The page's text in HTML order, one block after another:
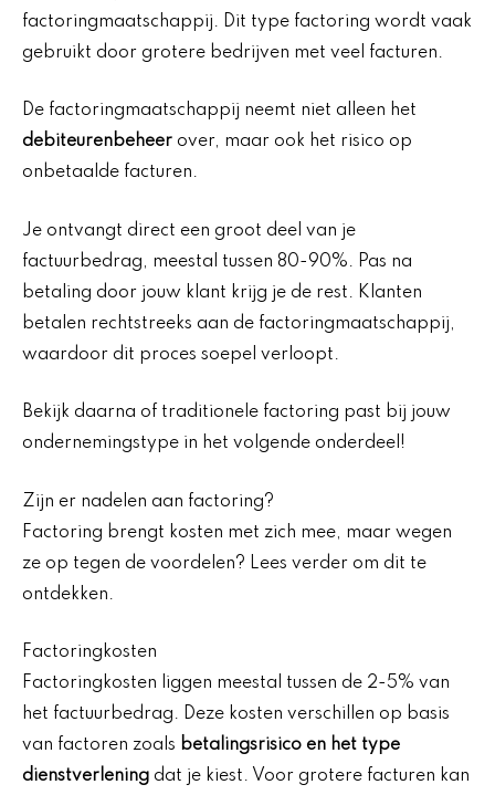
factoringmaatschappij. Dit type factoring wordt vaak
gebruikt door grotere bedrijven met veel facturen.
De factoringmaatschappij neemt niet alleen het
debiteurenbeheer over, maar ook het risico op
onbetaalde facturen.
Je ontvangt direct een groot deel van je
factuurbedrag, meestal tussen 80-90%. Pas na
betaling door jouw klant krijg je de rest. Klanten
betalen rechtstreeks aan de factoringmaatschappij,
waardoor dit proces soepel verloopt.
Bekijk daarna of traditionele factoring past bij jouw
ondernemingstype in het volgende onderdeel!
Zijn er nadelen aan factoring?
Factoring brengt kosten met zich mee, maar wegen
ze op tegen de voordelen? Lees verder om dit te
ontdekken.
Factoringkosten
Factoringkosten liggen meestal tussen de 2-5% van
het factuurbedrag. Deze kosten verschillen op basis
van factoren zoals betalingsrisico en het type
dienstverlening dat je kiest. Voor grotere facturen kan